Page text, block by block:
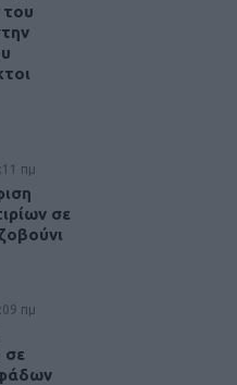
του
πμ
σε
πμ